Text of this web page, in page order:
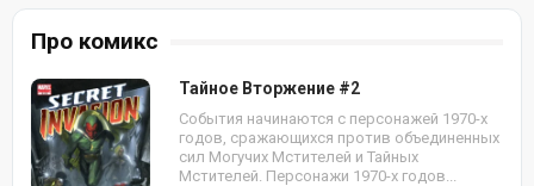
Про комикс
Тайное Вторжение #2
События начинаются с персонажей 1970-х
годов, сражающихся против объединенных
сил Могучих Мстителей и Тайных
Мстителей. Персонажи 1970-х годов...